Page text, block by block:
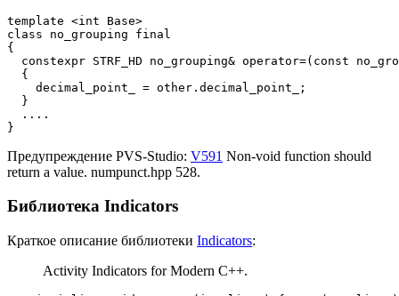
template <int Base>
class no_grouping final
{
constexpr STRF_HD no_grouping& operator=(const
  {
    decimal_point_ = other.decimal_point_;
  }
  ....
}
Предупреждение PVS-Studio: V591 Non-void function should
return a value. numpunct.hpp 528.
Библиотека Indicators
Краткое описание библиотеки Indicators:
Activity Indicators for Modern C++.